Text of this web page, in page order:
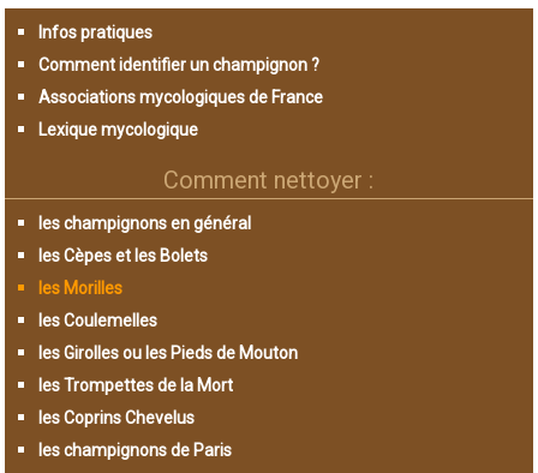
Infos pratiques
Comment identifier un champignon ?
Associations mycologiques de France
Lexique mycologique
Comment nettoyer :
les champignons en général
les Cèpes et les Bolets
les Morilles
les Coulemelles
les Girolles ou les Pieds de Mouton
les Trompettes de la Mort
les Coprins Chevelus
les champignons de Paris